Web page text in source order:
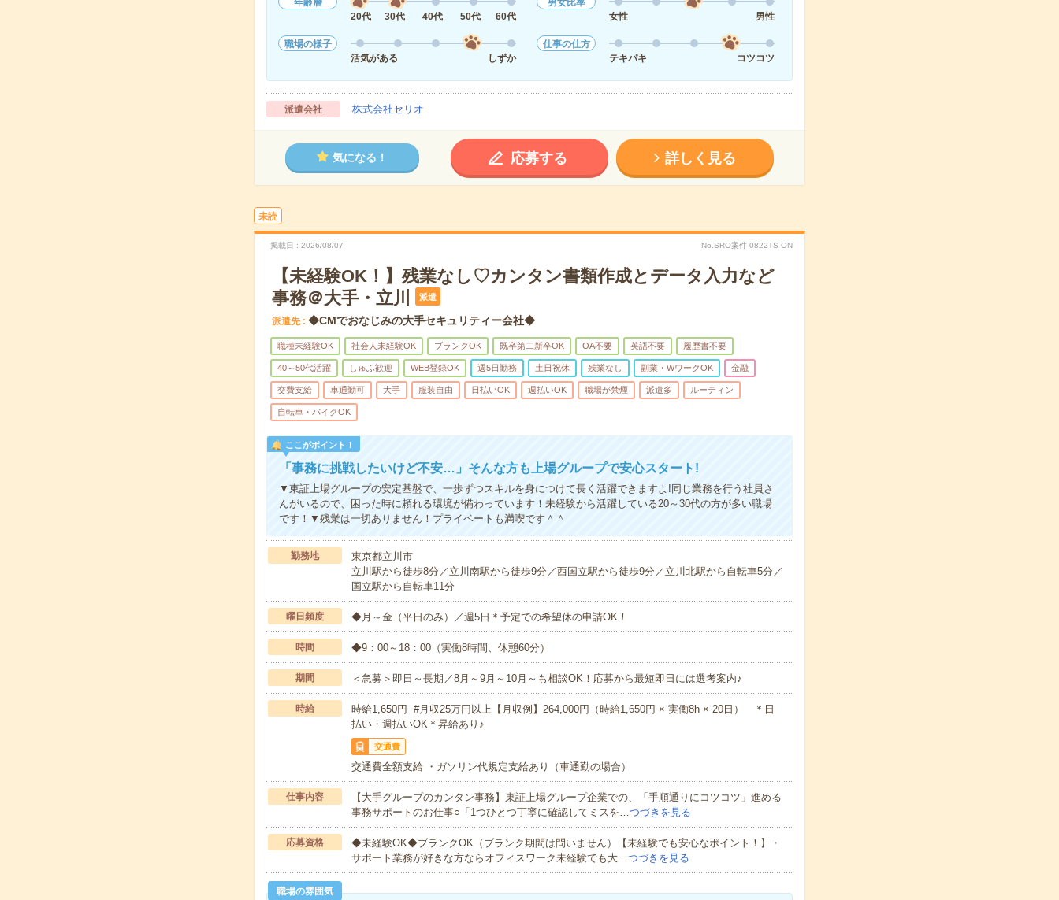
20代
30代 40代 50代 60代
女性
男性
職場の様子
活気がある
しずか
仕事の仕方
テキパキ
コツコツ
派遣会社 株式会社セリオ
気になる！ 応募する 詳しく見る
未読
掲載日 2026/08/07 No.SRO案件-0822TS-ON
【未経験OK！】残業なし♡カンタン書類作成とデータ入力など
事務＠大手・立川
派遣
派遣先 ◆CMでおなじみの大手セキュリティー会社◆
職種未経験OK 社会人未経験OK ブランクOK 既卒第二新卒OK OA不要 英語不要 履歴書不要
40～50代活躍 しゅふ歓迎 WEB登録OK 週5日勤務 土日祝休 残業なし 副業・WワークOK 金融
交費支給 車通勤可 大手 服装自由 日払いOK 週払いOK 職場が禁煙 派遣多 ルーティン
自転車・バイクOK
ここがポイント！
「事務に挑戦したいけど不安…」そんな方も上場グループで安心スタート!
▼東証上場グループの安定基盤で、一歩ずつスキルを身につけて長く活躍できますよ!同じ業務を行う社員さ
んがいるので、困った時に頼れる環境が備わっています！未経験から活躍している20～30代の方が多い職場
です！▼残業は一切ありません！プライベートも満喫です＾＾
勤務地
東京都立川市
立川駅から徒歩8分／立川南駅から徒歩9分／西国立駅から徒歩9分／立川北駅から自転車5分／
国立駅から自転車11分
曜日頻度 ◆月～金（平日のみ）／週5日＊予定での希望休の申請OK！
時間 ◆9：00～18：00（実働8時間、休憩60分）
期間 ＜急募＞即日～長期／8月～9月～10月～も相談OK！応募から最短即日には選考案内♪
時給
時給1,650円 #月収25万円以上【月収例】264,000円（時給1,650円 × 実働8h × 20日） ＊日
払い・週払いOK＊昇給あり♪
交通費
交通費全額支給 ・ガソリン代規定支給あり（車通勤の場合）
仕事内容
【大手グループのカンタン事務】東証上場グループ企業での、「手順通りにコツコツ」進める
事務サポートのお仕事○「1つひとつ丁寧に確認してミスを…つづきを見る
応募資格
◆未経験OK◆ブランクOK（ブランク期間は問いません）【未経験でも安心なポイント！】・
サポート業務が好きな方ならオフィスワーク未経験でも大…つづきを見る
職場の雰囲気